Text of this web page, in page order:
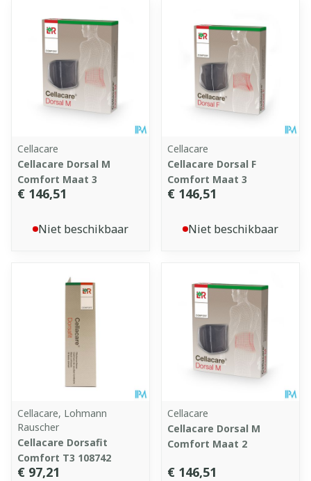
Cellacare
Cellacare Dorsal M
Comfort Maat 3
€ 146,51
Niet beschikbaar
Cellacare
Cellacare Dorsal F
Comfort Maat 3
€ 146,51
Niet beschikbaar
Cellacare, Lohmann
Rauscher
Cellacare Dorsafit
Comfort T3 108742
€ 97,21
Cellacare
Cellacare Dorsal M
Comfort Maat 2
€ 146,51